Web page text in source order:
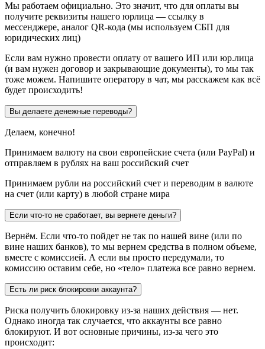
Мы работаем официально. Это значит, что для оплаты вы
получите реквизиты нашего юрлица — ссылку в
мессенджере, аналог QR-кода (мы используем СБП для
юридических лиц)
Если вам нужно провести оплату от вашего ИП или юр.лица
(и вам нужен договор и закрывающие документы), то мы так
тоже можем. Напишите оператору в чат, мы расскажем как всё
будет происходить!
Вы делаете денежные переводы?
Делаем, конечно!
Принимаем валюту на свои европейские счета (или PayPal) и
отправляем в рублях на ваш российский счет
Принимаем рубли на российский счет и переводим в валюте
на счет (или карту) в любой стране мира
Если что-то не сработает, вы вернете деньги?
Вернём. Если что-то пойдет не так по нашей вине (или по
вине наших банков), то мы вернем средства в полном объеме,
вместе с комиссией. А если вы просто передумали, то
комиссию оставим себе, но «тело» платежа все равно вернем.
Есть ли риск блокировки аккаунта?
Риска получить блокировку из-за наших действия — нет.
Однако иногда так случается, что аккаунты все равно
блокируют. И вот основные причины, из-за чего это
происходит: